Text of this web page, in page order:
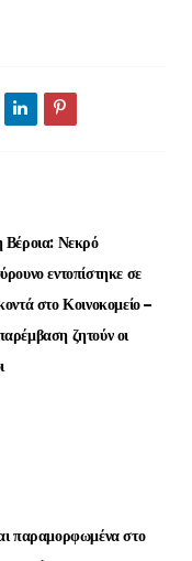
Βέροια: Νεκρό
εντοπίστηκε σε
στο Κοινοκομείο –
ζητούν οι
παραμορφωμένα στο